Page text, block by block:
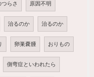
つらさ 原因不明
治るのか 治るのか
卵巣嚢腫 おりもの
側弯症といわれたら